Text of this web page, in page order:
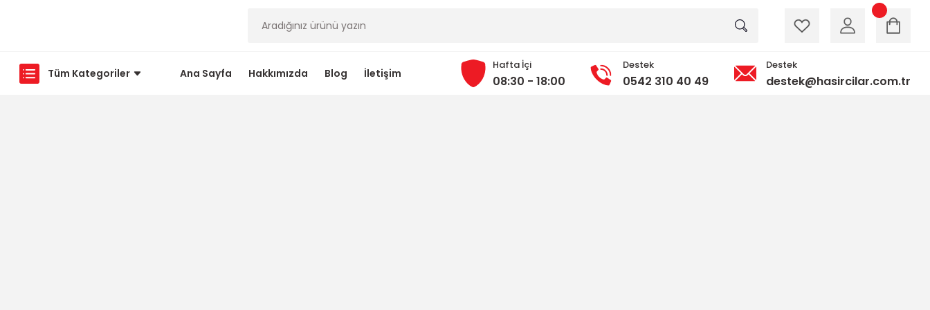
Tüm Kategoriler Ana Sayfa Hakkımızda Blog İletişim
Hafta İçi
08:30 - 18:00
Destek
0542 310 40 49
Destek
destek@hasircilar.com.tr